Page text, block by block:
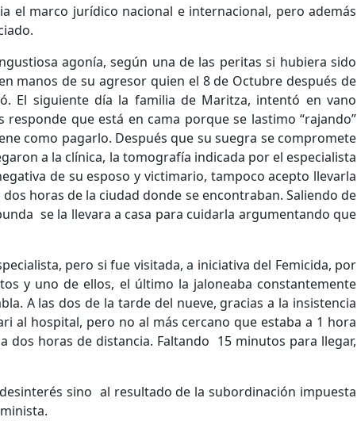
el marco jurídico nacional e internacional, pero además
agonía, según una de las peritas si hubiera sido
manos de su agresor quien el 8 de Octubre después de
El siguiente día la familia de Maritza, intentó en vano
que está en cama porque se lastimo “rajando”
como pagarlo. Después que su suegra se compromete
a la clínica, la tomografía indicada por el especialista
de su esposo y victimario, tampoco acepto llevarla
horas de la ciudad donde se encontraban. Saliendo de
se la llevara a casa para cuidarla argumentando que
pero si fue visitada, a iniciativa del Femicida, por
y uno de ellos, el último la jaloneaba constantemente
A las dos de la tarde del nueve, gracias a la insistencia
al hospital, pero no al más cercano que estaba a 1 hora
dos horas de distancia. Faltando 15 minutos para llegar,
sino al resultado de la subordinación impuesta